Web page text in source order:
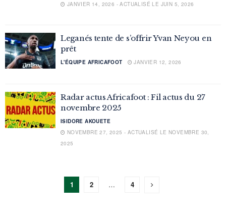
JANVIER 14, 2026 - ACTUALISÉ LE JUIN 5, 2026
Leganés tente de s’offrir Yvan Neyou en
prêt
L'ÉQUIPE AFRICAFOOT JANVIER 12, 2026
Radar actus Africafoot : Fil actus du 27
novembre 2025
ISIDORE AKOUETE
NOVEMBRE 27, 2025 - ACTUALISÉ LE NOVEMBRE 30,
2025
1 2 … 4